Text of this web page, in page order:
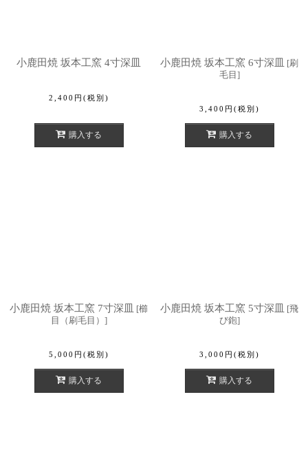
小鹿田焼 坂本工窯 4寸深皿
2,400 円 (税別)
購入する
小鹿田焼 坂本工窯 6寸深皿 [刷
毛目]
3,400 円 (税別)
購入する
小鹿田焼 坂本工窯 7寸深皿 [櫛
目（刷毛目） ]
5,000 円 (税別)
購入する
小鹿田焼 坂本工窯 5寸深皿 [飛
び鉋]
3,000 円 (税別)
購入する